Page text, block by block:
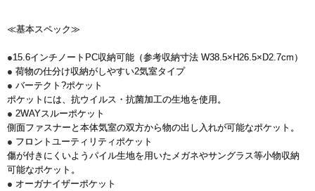
≪基本スペック≫
●15.6インチノートPC収納可能（参考収納寸法 W38.5×H26.5×D2.7cm）
● 荷物の仕分け収納がしやすい2気室タイプ
● バーテクト?ポケット
ポケットには、抗ウイルス・抗菌加工の生地を使用。
● 2WAYスルーポケット
側面ファスナーと本体気室の双方から物の出し入れが可能なポケット。
● フロントユーティリティポケット
傷が付きにくいようパイル生地を用いたメガネやサングラス等小物収納
可能なポケット。
● オーガナイザーポケット